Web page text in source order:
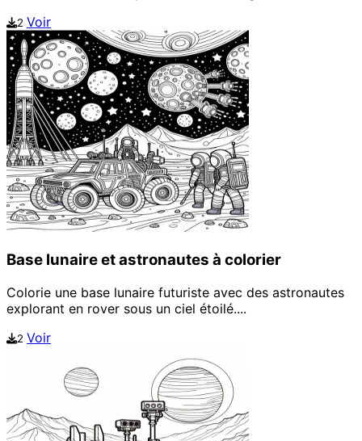
2 Voir
Base lunaire et astronautes à colorier
Colorie une base lunaire futuriste avec des astronautes
explorant en rover sous un ciel étoilé....
2 Voir